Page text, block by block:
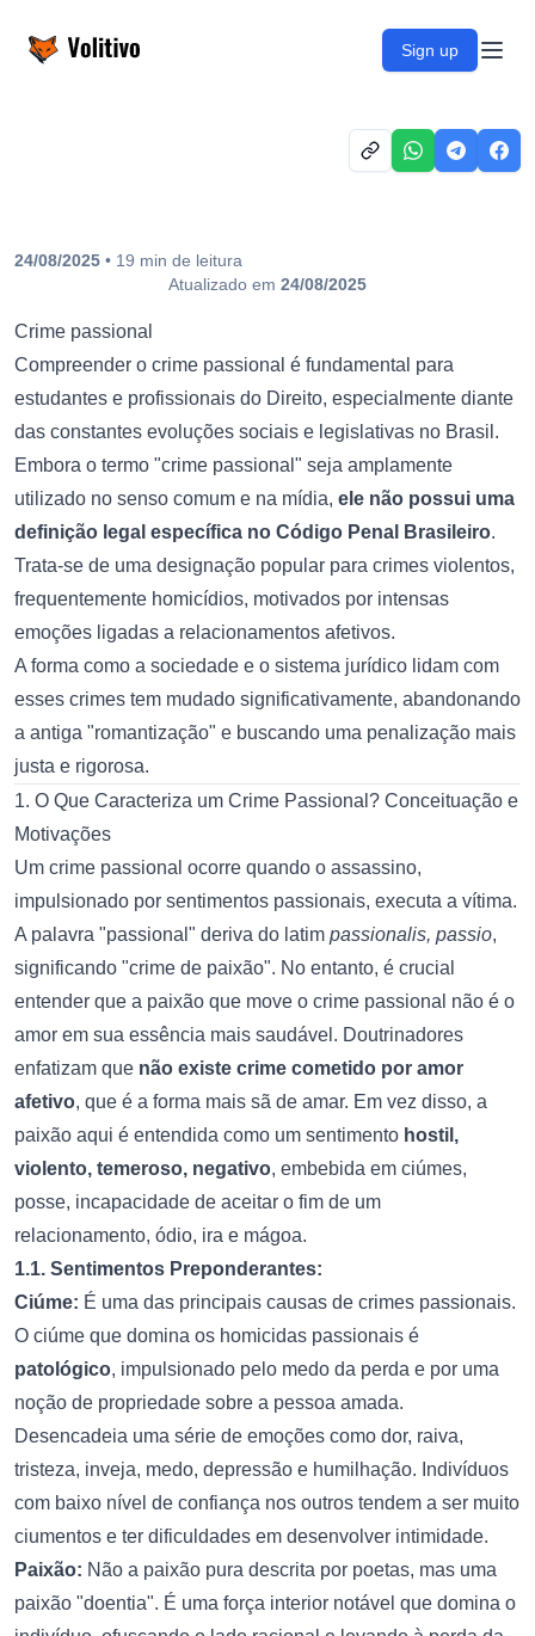
Volitivo Sign up
24/08/2025 • 19 min de leitura
Atualizado em 24/08/2025
Crime passional
Compreender o crime passional é fundamental para
estudantes e profissionais do Direito, especialmente diante
das constantes evoluções sociais e legislativas no Brasil.
Embora o termo "crime passional" seja amplamente
utilizado no senso comum e na mídia, ele não possui uma
definição legal específica no Código Penal Brasileiro.
Trata-se de uma designação popular para crimes violentos,
frequentemente homicídios, motivados por intensas
emoções ligadas a relacionamentos afetivos.
A forma como a sociedade e o sistema jurídico lidam com
esses crimes tem mudado significativamente, abandonando
a antiga "romantização" e buscando uma penalização mais
justa e rigorosa.
1. O Que Caracteriza um Crime Passional? Conceituação e
Motivações
Um crime passional ocorre quando o assassino,
impulsionado por sentimentos passionais, executa a vítima.
A palavra "passional" deriva do latim passionalis, passio,
significando "crime de paixão". No entanto, é crucial
entender que a paixão que move o crime passional não é o
amor em sua essência mais saudável. Doutrinadores
enfatizam que não existe crime cometido por amor
afetivo, que é a forma mais sã de amar. Em vez disso, a
paixão aqui é entendida como um sentimento hostil,
violento, temeroso, negativo, embebida em ciúmes,
posse, incapacidade de aceitar o fim de um
relacionamento, ódio, ira e mágoa.
1.1. Sentimentos Preponderantes:
Ciúme: É uma das principais causas de crimes passionais.
O ciúme que domina os homicidas passionais é
patológico, impulsionado pelo medo da perda e por uma
noção de propriedade sobre a pessoa amada.
Desencadeia uma série de emoções como dor, raiva,
tristeza, inveja, medo, depressão e humilhação. Indivíduos
com baixo nível de confiança nos outros tendem a ser muito
ciumentos e ter dificuldades em desenvolver intimidade.
Paixão: Não a paixão pura descrita por poetas, mas uma
paixão "doentia". É uma força interior notável que domina o